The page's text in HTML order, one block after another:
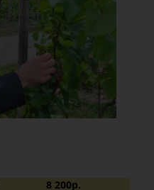
8 200р.